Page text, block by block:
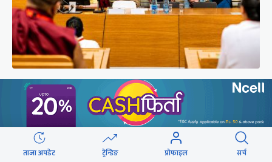
सुरक्षा रिपोर्ट : प्राज्ञिक आवरणमा तिब्बत पक्षीय भाष्य
निर्माणको योजना
ताजा अपडेट ट्रेन्डिङ प्रोफाइल सर्च